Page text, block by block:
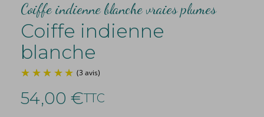
Coiffe indienne blanche vraies plumes
Coiffe indienne
blanche
54,00 €TTC